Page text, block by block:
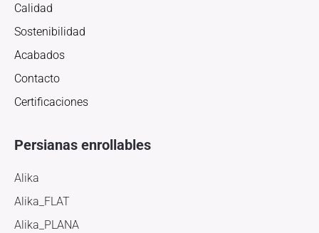
Calidad
Sostenibilidad
Acabados
Contacto
Certificaciones
Persianas enrollables
Alika
Alika_FLAT
Alika_PLANA